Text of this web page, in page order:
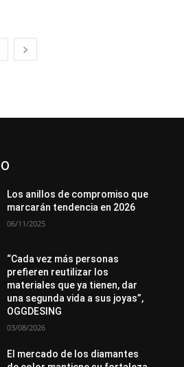
Los anillos de compromiso que
marcarán tendencia en 2026
06/11/2025
“Cada vez más personas
prefieren reutilizar los
materiales que ya tienen, dar
una segunda vida a sus joyas”,
OGGDESING
03/08/2026
El mercado de los diamantes